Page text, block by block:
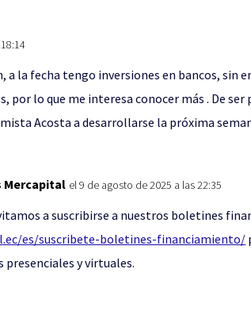
a la fecha tengo inversiones en bancos, sin
por lo que me interesa conocer más . De
Acosta a desarrollarse la próxima
Mercapital el 9 de agosto de 2025 a las 22:35
a suscribirse a nuestros boletines
es/suscribete-boletines-financiamiento/
presenciales y virtuales.